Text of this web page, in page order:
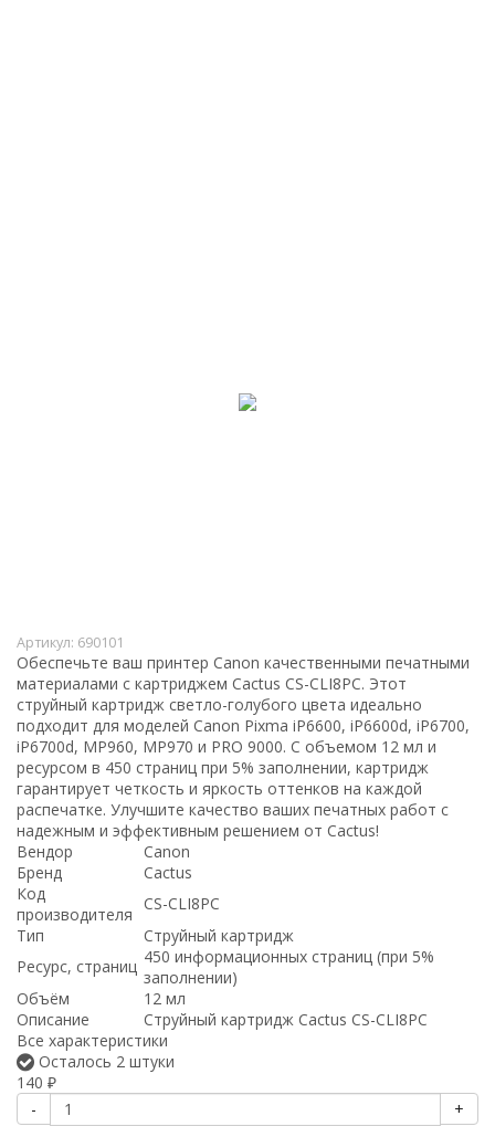
Артикул: 690101
Обеспечьте ваш принтер Canon качественными печатными
материалами с картриджем Cactus CS-CLI8PC. Этот
струйный картридж светло-голубого цвета идеально
подходит для моделей Canon Pixma iP6600, iP6600d, iP6700,
iP6700d, MP960, MP970 и PRO 9000. С объемом 12 мл и
ресурсом в 450 страниц при 5% заполнении, картридж
гарантирует четкость и яркость оттенков на каждой
распечатке. Улучшите качество ваших печатных работ с
надежным и эффективным решением от Cactus!
Вендор
Canon
Бренд
Cactus
Код
производителя
CS-CLI8PC
Тип
Струйный картридж
Ресурс, страниц 450 информационных страниц (при 5%
заполнении)
Объём
12 мл
Описание
Струйный картридж Cactus CS-CLI8PC
Все характеристики
Осталось 2 штуки
140 ₽
- +